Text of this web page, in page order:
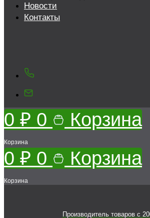
Новости
Контакты
0 ₽ 0 Корзина
Корзина
0 ₽ 0 Корзина
Корзина
Производитель товаров c